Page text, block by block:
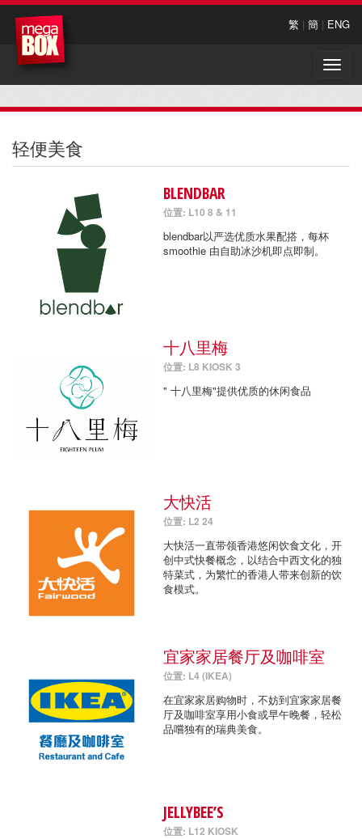
繁 | 簡 | ENG
Toggle
轻便美食
BLENDBAR
位置: L10 8 & 11
blendbar以严选优质水果配搭，每杯
smoothie 由自助冰沙机即点即制。
十八里梅
位置: L8 KIOSK 3
" 十八里梅"提供优质的休闲食品
大快活
位置: L2 24
大快活一直带领香港悠闲饮食文化，开
创中式快餐概念，以结合中西文化的独
特菜式，为繁忙的香港人带来创新的饮
食模式。
宜家家居餐厅及咖啡室
位置: L4 (IKEA)
在宜家家居购物时，不妨到宜家家居餐
厅及咖啡室享用小食或早午晚餐，轻松
品嚐独有的瑞典美食。
JELLYBEE’S
位置: L12 KIOSK